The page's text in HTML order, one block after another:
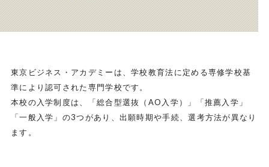
東京ビジネス・アカデミーは、学校教育法に定める専修学校基
準により認可された専門学校です。
本校の入学制度は、「総合型選抜（AO入学）」「推薦入学」
「一般入学」の3つがあり、出願時期や手続、選考方法が異なり
ます。